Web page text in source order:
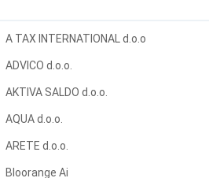
A TAX INTERNATIONAL d.o.o
ADVICO d.o.o.
AKTIVA SALDO d.o.o.
AQUA d.o.o.
ARETE d.o.o.
Bloorange Ai